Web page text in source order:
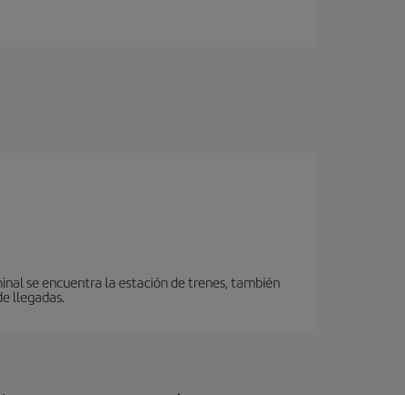
se encuentra la estación de trenes, también
llegadas.